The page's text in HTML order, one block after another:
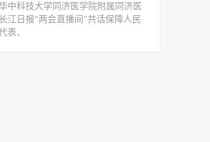
中科技大学同济医学院附属同济医
江日报“两会直播间”共话保障人民
表、